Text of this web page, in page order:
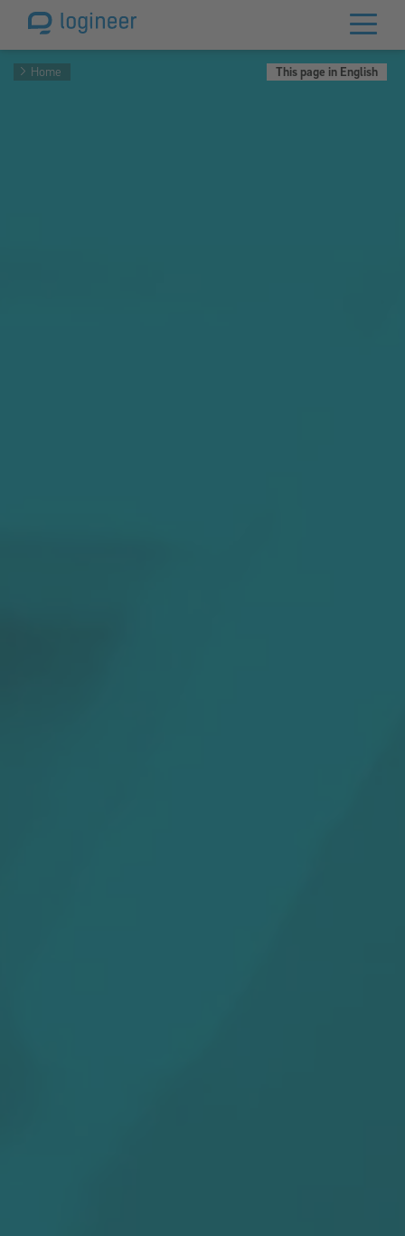
Home This page in English